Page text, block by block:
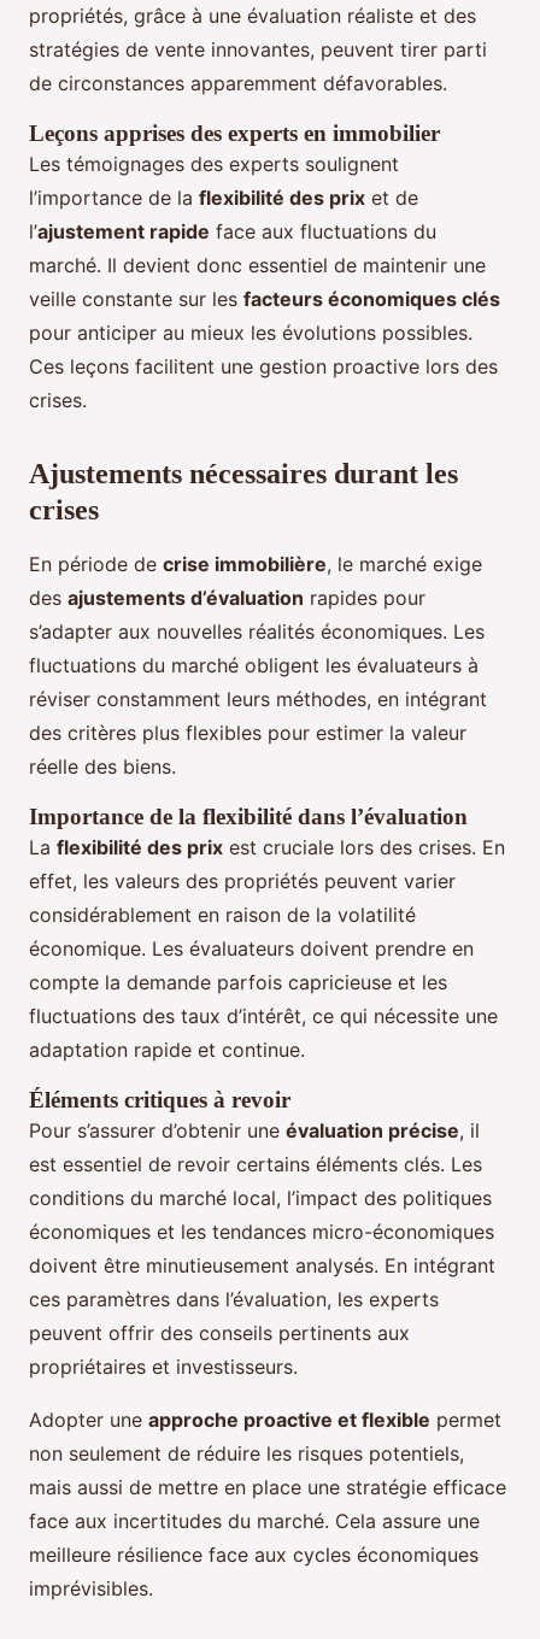
propriétés, grâce à une évaluation réaliste et des
stratégies de vente innovantes, peuvent tirer parti
de circonstances apparemment défavorables.
Leçons apprises des experts en immobilier
Les témoignages des experts soulignent
l’importance de la flexibilité des prix et de
l’ajustement rapide face aux fluctuations du
marché. Il devient donc essentiel de maintenir une
veille constante sur les facteurs économiques clés
pour anticiper au mieux les évolutions possibles.
Ces leçons facilitent une gestion proactive lors des
crises.
Ajustements nécessaires durant les
crises
En période de crise immobilière, le marché exige
des ajustements d’évaluation rapides pour
s’adapter aux nouvelles réalités économiques. Les
fluctuations du marché obligent les évaluateurs à
réviser constamment leurs méthodes, en intégrant
des critères plus flexibles pour estimer la valeur
réelle des biens.
Importance de la flexibilité dans l’évaluation
La flexibilité des prix est cruciale lors des crises. En
effet, les valeurs des propriétés peuvent varier
considérablement en raison de la volatilité
économique. Les évaluateurs doivent prendre en
compte la demande parfois capricieuse et les
fluctuations des taux d’intérêt, ce qui nécessite une
adaptation rapide et continue.
Éléments critiques à revoir
Pour s’assurer d’obtenir une évaluation précise, il
est essentiel de revoir certains éléments clés. Les
conditions du marché local, l’impact des politiques
économiques et les tendances micro-économiques
doivent être minutieusement analysés. En intégrant
ces paramètres dans l’évaluation, les experts
peuvent offrir des conseils pertinents aux
propriétaires et investisseurs.
Adopter une approche proactive et flexible permet
non seulement de réduire les risques potentiels,
mais aussi de mettre en place une stratégie efficace
face aux incertitudes du marché. Cela assure une
meilleure résilience face aux cycles économiques
imprévisibles.